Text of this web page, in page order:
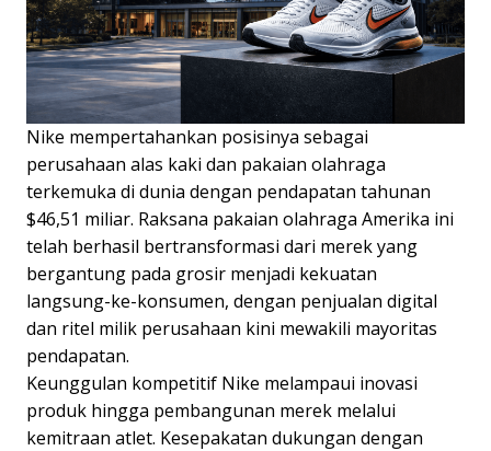
Nike mempertahankan posisinya sebagai
perusahaan alas kaki dan pakaian olahraga
terkemuka di dunia dengan pendapatan tahunan
$46,51 miliar. Raksana pakaian olahraga Amerika ini
telah berhasil bertransformasi dari merek yang
bergantung pada grosir menjadi kekuatan
langsung-ke-konsumen, dengan penjualan digital
dan ritel milik perusahaan kini mewakili mayoritas
pendapatan.
Keunggulan kompetitif Nike melampaui inovasi
produk hingga pembangunan merek melalui
kemitraan atlet. Kesepakatan dukungan dengan